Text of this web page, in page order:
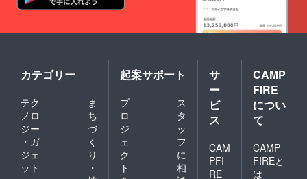
カテゴリー
テク
ノロ
ジー
・ガ
ジェ
ット
ま
ち
づ
く
り
・
起案サポート
プ
ロ
ジ
ェ
ク
ト
ス
タ
ッ
フ
に
相
サ
ー
ビ
ス
CAM
PFI
RE
CAMP
FIRE
につい
て
CAMP
FIREと
は